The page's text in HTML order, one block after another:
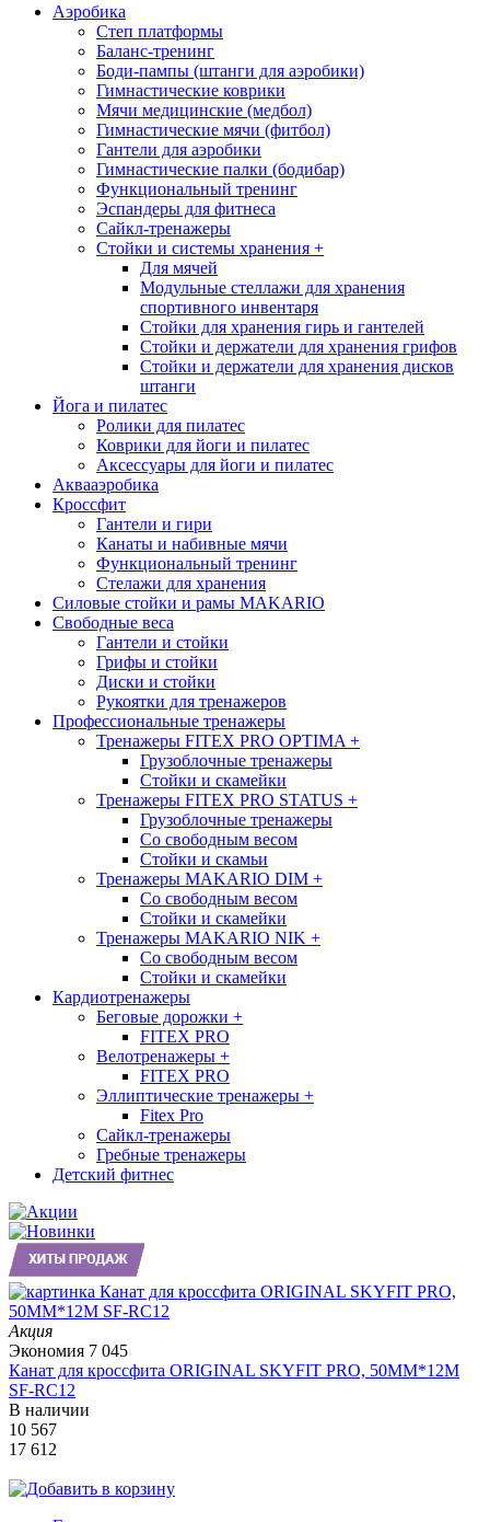
Аэробика
Степ платформы
Баланс-тренинг
Боди-пампы (штанги для аэробики)
Гимнастические коврики
Мячи медицинские (медбол)
Гимнастические мячи (фитбол)
Гантели для аэробики
Гимнастические палки (бодибар)
Функциональный тренинг
Эспандеры для фитнеса
Сайкл-тренажеры
Стойки и системы хранения +
Для мячей
Модульные стеллажи для хранения
спортивного инвентаря
Стойки для хранения гирь и гантелей
Стойки и держатели для хранения грифов
Стойки и держатели для хранения дисков
штанги
Йога и пилатес
Ролики для пилатес
Коврики для йоги и пилатес
Аксессуары для йоги и пилатес
Аквааэробика
Кроссфит
Гантели и гири
Канаты и набивные мячи
Функциональный тренинг
Стелажи для хранения
Силовые стойки и рамы MAKARIO
Свободные веса
Гантели и стойки
Грифы и стойки
Диски и стойки
Рукоятки для тренажеров
Профессиональные тренажеры
Тренажеры FITEX PRO OPTIMA +
Грузоблочные тренажеры
Стойки и скамейки
Тренажеры FITEX PRO STATUS +
Грузоблочные тренажеры
Со свободным весом
Стойки и скамьи
Тренажеры MAKARIO DIM +
Со свободным весом
Стойки и скамейки
Тренажеры MAKARIO NIK +
Со свободным весом
Стойки и скамейки
Кардиотренажеры
Беговые дорожки +
FITEX PRO
Велотренажеры +
FITEX PRO
Эллиптические тренажеры +
Fitex Pro
Сайкл-тренажеры
Гребные тренажеры
Детский фитнес
Акция
Экономия 7 045
Канат для кроссфита ORIGINAL SKYFIT PRO, 50MM*12M
SF-RС12
В наличии
10 567
17 612